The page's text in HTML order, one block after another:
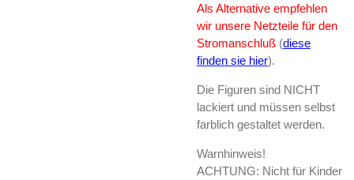
Als Alternative empfehlen
wir unsere Netzteile für den
Stromanschluß (diese
finden sie hier).
Die Figuren sind NICHT
lackiert und müssen selbst
farblich gestaltet werden.
Warnhinweis!
ACHTUNG: Nicht für Kinder